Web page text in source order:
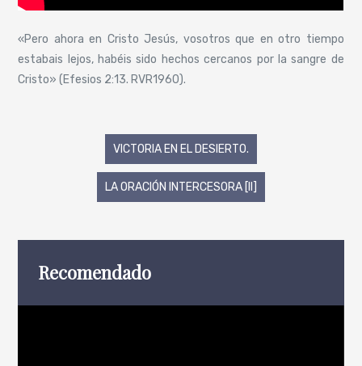
«Pero ahora en Cristo Jesús, vosotros que en otro tiempo
estabais lejos, habéis sido hechos cercanos por la sangre de
Cristo» (Efesios 2:13. RVR1960).
NavegaciónVICTORIA EN EL DESIERTO.
LA ORACIÓN INTERCESORA [II]
Recomendado